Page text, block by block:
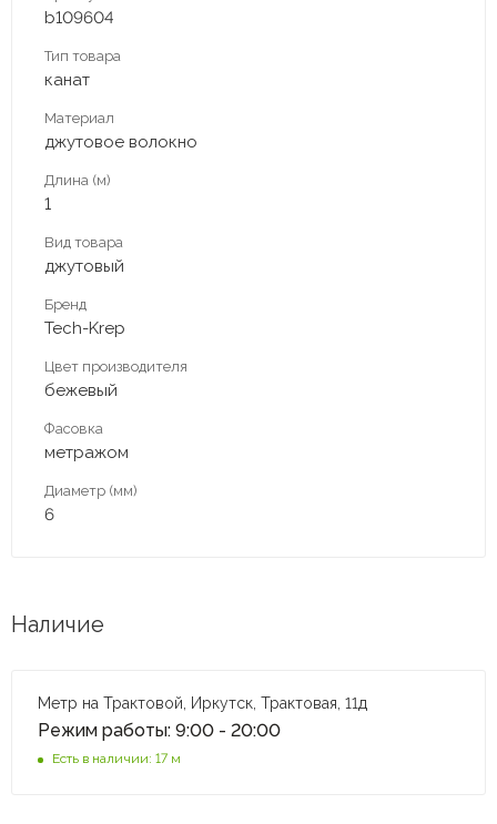
b109604
Тип товара
канат
Материал
джутовое волокно
Длина (м)
1
Вид товара
джутовый
Бренд
Tech-Krep
Цвет производителя
бежевый
Фасовка
метражом
Диаметр (мм)
6
Наличие
Метр на Трактовой, Иркутск, Трактовая, 11д
Режим работы: 9:00 - 20:00
Есть в наличии: 17 м